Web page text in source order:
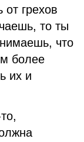
грехов
то ты
что
более
их и